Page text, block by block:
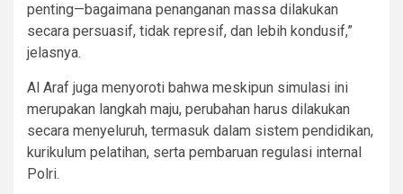
penting—bagaimana penanganan massa dilakukan
secara persuasif, tidak represif, dan lebih kondusif,”
jelasnya.
Al Araf juga menyoroti bahwa meskipun simulasi ini
merupakan langkah maju, perubahan harus dilakukan
secara menyeluruh, termasuk dalam sistem pendidikan,
kurikulum pelatihan, serta pembaruan regulasi internal
Polri.